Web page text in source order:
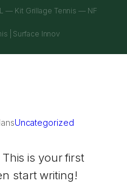
— Kit Grillage Tennis — NF
| Surface Innov
Uncategorized
is your first
start writing!